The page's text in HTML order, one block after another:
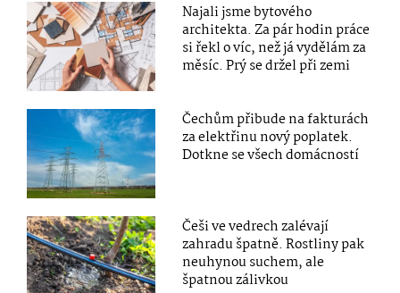
Najali jsme bytového
architekta. Za pár hodin práce
si řekl o víc, než já vydělám za
měsíc. Prý se držel při zemi
Čechům přibude na fakturách
za elektřinu nový poplatek.
Dotkne se všech domácností
Češi ve vedrech zalévají
zahradu špatně. Rostliny pak
neuhynou suchem, ale
špatnou zálivkou